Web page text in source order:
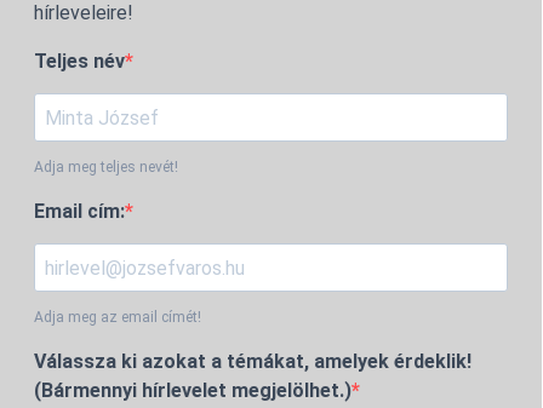
hírleveleire!
Teljes név
Adja meg teljes nevét!
Email cím:
Adja meg az email címét!
Válassza ki azokat a témákat, amelyek érdeklik!
(Bármennyi hírlevelet megjelölhet.)